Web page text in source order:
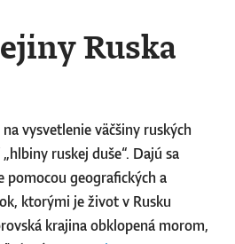
Ruska
vysvetlenie väčšiny ruských
ruskej duše“. Dajú sa
geografických a
ktorými je život v Rusku
krajina obklopená morom,